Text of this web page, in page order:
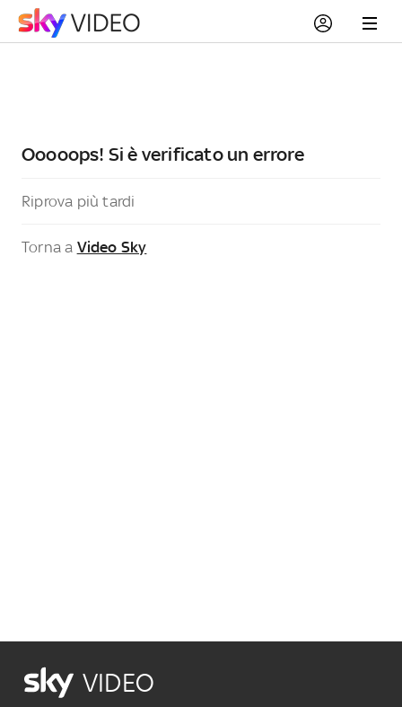
Ooooops! Si è verificato un errore
Riprova più tardi
Torna a Video Sky
VIDEO